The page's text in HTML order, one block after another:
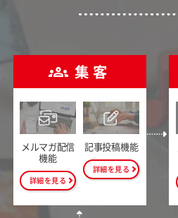
groups 集客
メルマガ配信
機能
詳細を見る
記事投稿機能
詳細を見る